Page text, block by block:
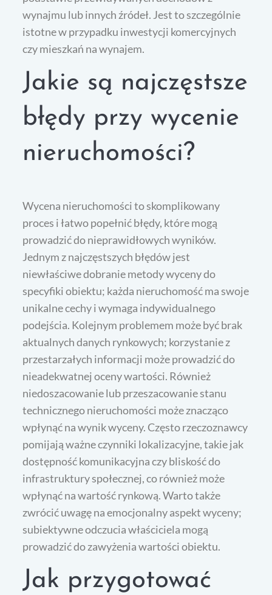
wynajmu lub innych źródeł. Jest to szczególnie
istotne w przypadku inwestycji komercyjnych
czy mieszkań na wynajem.
Jakie są najczęstsze
błędy przy wycenie
nieruchomości?
Wycena nieruchomości to skomplikowany
proces i łatwo popełnić błędy, które mogą
prowadzić do nieprawidłowych wyników.
Jednym z najczęstszych błędów jest
niewłaściwe dobranie metody wyceny do
specyfiki obiektu; każda nieruchomość ma swoje
unikalne cechy i wymaga indywidualnego
podejścia. Kolejnym problemem może być brak
aktualnych danych rynkowych; korzystanie z
przestarzałych informacji może prowadzić do
nieadekwatnej oceny wartości. Również
niedoszacowanie lub przeszacowanie stanu
technicznego nieruchomości może znacząco
wpłynąć na wynik wyceny. Często rzeczoznawcy
pomijają ważne czynniki lokalizacyjne, takie jak
dostępność komunikacyjna czy bliskość do
infrastruktury społecznej, co również może
wpłynąć na wartość rynkową. Warto także
zwrócić uwagę na emocjonalny aspekt wyceny;
subiektywne odczucia właściciela mogą
prowadzić do zawyżenia wartości obiektu.
Jak przygotować